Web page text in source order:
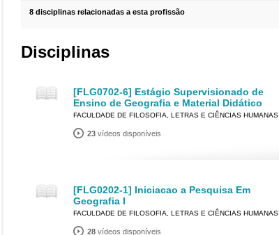
8 disciplinas relacionadas a esta profissão
Disciplinas
[FLG0702-6] Estágio Supervisionado de
Ensino de Geografia e Material Didático
FACULDADE DE FILOSOFIA, LETRAS E CIÊNCIAS HUMANAS
23 vídeos disponíveis
[FLG0202-1] Iniciacao a Pesquisa Em
Geografia I
FACULDADE DE FILOSOFIA, LETRAS E CIÊNCIAS HUMANAS
28 vídeos disponíveis